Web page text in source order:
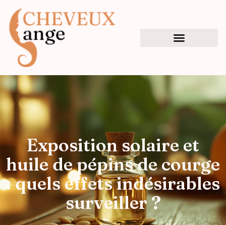
Exposition solaire et
huile de pépins de courge
: quels effets indésirables
surveiller ?